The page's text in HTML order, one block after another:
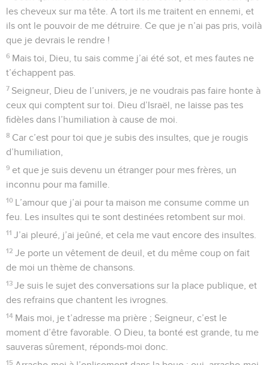
dispose des moyens de nous faire échapper à la mort.
22
Mais Dieu brisera sûrement le crâne de ses ennemis, la
tête chevelue de ceux qui se rendent coupables.
23 Le Seigneur a déclaré : « J’en ramènerai du Bachan, j’en
ramènerai du fond de la mer,
24 pour que tes pieds pataugent dans le sang, et que tes
chiens aient leur part de festin sur le cadavre de tes
ennemis. »
25 O Dieu, on a vu ton cortège triomphal, ton cortège dans le
saint temple, mon Dieu, mon Roi !
26
En tête les chanteurs, en queue les musiciens, au milieu
les jeunes filles avec leurs tambourins.
27 Remerciez Dieu dans les assemblées, remerciez le
Seigneur, vous qui avez vos racines en Israël.
28
En premier vient Benjamin, la plus petite des tribus ;
ensuite les chefs de Juda en habits richement brodés, puis
les chefs de Zabulon et ceux de Neftali.
Mon Dieu, donne un ordre à la mesure de ta force, ta force
divine, qui a tant fait pour nous !
De ton temple, qui domine Jérusalem, là où les rois
t’apporteront leurs dons,
lance tes menaces à la bête des roseaux, au troupeau de
taureaux et au peuple de veaux qui se soumettent en